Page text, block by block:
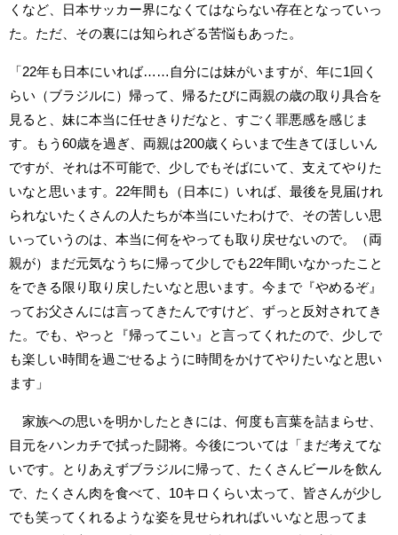
くなど、日本サッカー界になくてはならない存在となっていっ
た。ただ、その裏には知られざる苦悩もあった。
「22年も日本にいれば……自分には妹がいますが、年に1回く
らい（ブラジルに）帰って、帰るたびに両親の歳の取り具合を
見ると、妹に本当に任せきりだなと、すごく罪悪感を感じま
す。もう60歳を過ぎ、両親は200歳くらいまで生きてほしいん
ですが、それは不可能で、少しでもそばにいて、支えてやりた
いなと思います。22年間も（日本に）いれば、最後を見届けれ
られないたくさんの人たちが本当にいたわけで、その苦しい思
いっていうのは、本当に何をやっても取り戻せないので。（両
親が）まだ元気なうちに帰って少しでも22年間いなかったこと
をできる限り取り戻したいなと思います。今まで『やめるぞ』
ってお父さんには言ってきたんですけど、ずっと反対されてき
た。でも、やっと『帰ってこい』と言ってくれたので、少しで
も楽しい時間を過ごせるように時間をかけてやりたいなと思い
ます」
家族への思いを明かしたときには、何度も言葉を詰まらせ、
目元をハンカチで拭った闘将。今後については「まだ考えてな
いです。とりあえずブラジルに帰って、たくさんビールを飲ん
で、たくさん肉を食べて、10キロくらい太って、皆さんが少し
でも笑ってくれるような姿を見せられればいいなと思ってま